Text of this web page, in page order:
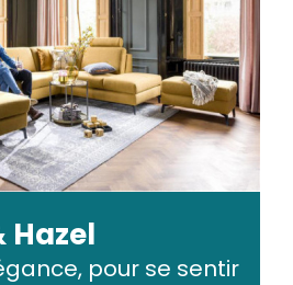
Hazel
pour se sentir